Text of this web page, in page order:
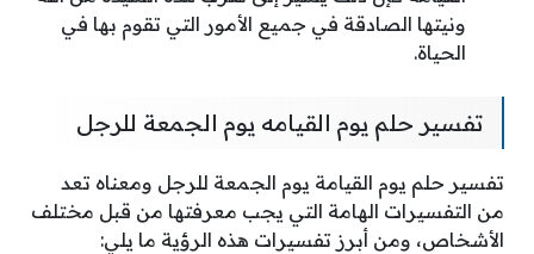
ونيتها الصادقة في جميع الأمور التي تقوم بها في
الحياة.
تفسير حلم يوم القيامه يوم الجمعة للرجل
تفسير حلم يوم القيامة يوم الجمعة للرجل ومعناه تعد
من التفسيرات الهامة التي يجب معرفتها من قبل مختلف
الأشخاص، ومن أبرز تفسيرات هذه الرؤية ما يلي: